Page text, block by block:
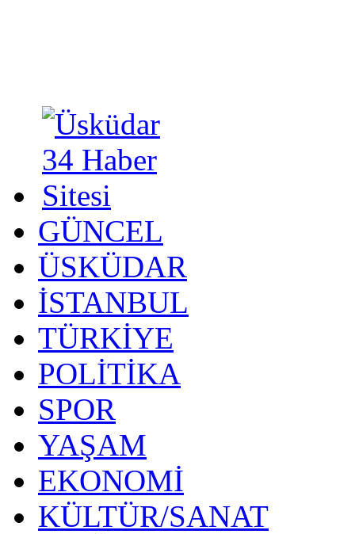
GÜNCEL
ÜSKÜDAR
İSTANBUL
TÜRKİYE
POLİTİKA
SPOR
YAŞAM
EKONOMİ
KÜLTÜR/SANAT